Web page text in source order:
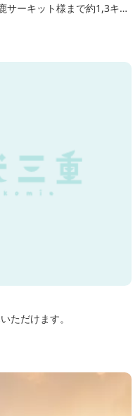
サーキット様まで約1,3キ
デン様まで約3キロととて
セスも便利でシャープ亀山
ただけます。